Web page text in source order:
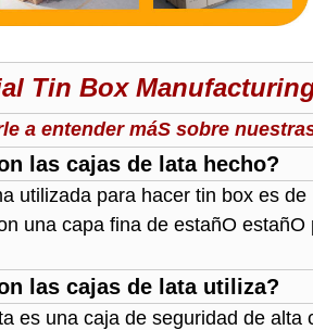
Tin Box
a entender máS sobre
las cajas de lata hecho?
utilizada para hacer tin box es
una capa fina de estañO estañO
las cajas de lata utiliza?
es una caja de seguridad de alta